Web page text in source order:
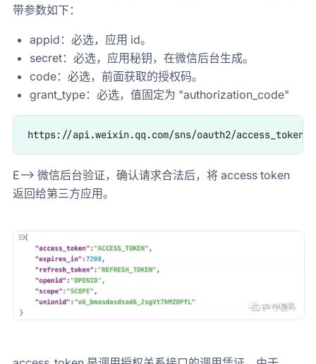
带参数如下：
appid：必选，应用 id。
secret：必选，应用秘钥，在微信后台生成。
code：必选，前面获取的授权码。
grant_type：必选，值固定为 "authorization_code"
E--> 微信后台验证，确认请求合法后，将 access token
返回给第三方应用。